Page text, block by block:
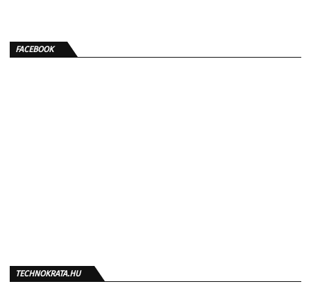
FACEBOOK
TECHNOKRATA.HU